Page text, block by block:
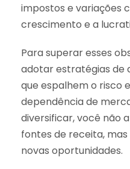
impostos e variações
crescimento e a
Para superar esses
adotar estratégias de
que espalhem o risco
dependência de
diversificar, você não
fontes de receita,
novas oportunidades.